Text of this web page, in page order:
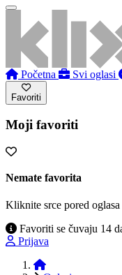
Početna Svi oglasi
Favoriti
Moji favoriti
Nemate favorita
Kliknite srce pored
Favoriti se čuvaju 14
Prijava
Početna